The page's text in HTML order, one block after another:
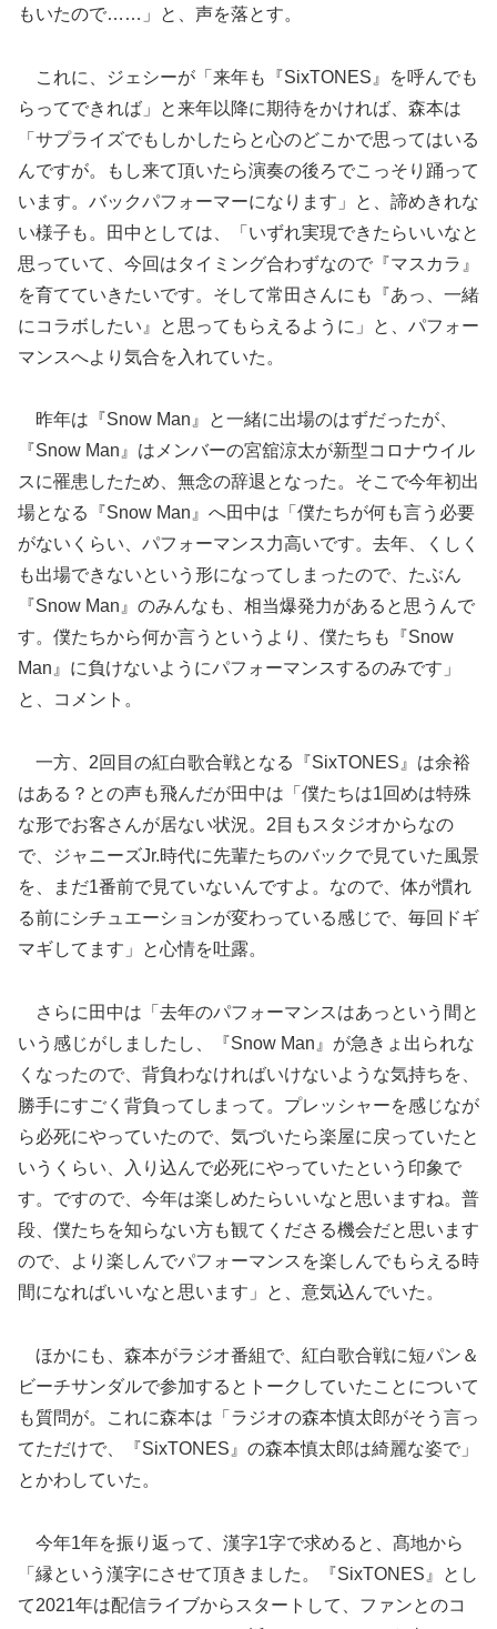
もいたので……」と、声を落とす。
これに、ジェシーが「来年も『SixTONES』を呼んでも
らってできれば」と来年以降に期待をかければ、森本は
「サプライズでもしかしたらと心のどこかで思ってはいる
んですが。もし来て頂いたら演奏の後ろでこっそり踊って
います。バックパフォーマーになります」と、諦めきれな
い様子も。田中としては、「いずれ実現できたらいいなと
思っていて、今回はタイミング合わずなので『マスカラ』
を育てていきたいです。そして常田さんにも『あっ、一緒
にコラボしたい』と思ってもらえるように」と、パフォー
マンスへより気合を入れていた。
昨年は『Snow Man』と一緒に出場のはずだったが、
『Snow Man』はメンバーの宮舘涼太が新型コロナウイル
スに罹患したため、無念の辞退となった。そこで今年初出
場となる『Snow Man』へ田中は「僕たちが何も言う必要
がないくらい、パフォーマンス力高いです。去年、くしく
も出場できないという形になってしまったので、たぶん
『Snow Man』のみんなも、相当爆発力があると思うんで
す。僕たちから何か言うというより、僕たちも『Snow
Man』に負けないようにパフォーマンスするのみです」
と、コメント。
一方、2回目の紅白歌合戦となる『SixTONES』は余裕
はある？との声も飛んだが田中は「僕たちは1回めは特殊
な形でお客さんが居ない状況。2目もスタジオからなの
で、ジャニーズJr.時代に先輩たちのバックで見ていた風景
を、まだ1番前で見ていないんですよ。なので、体が慣れ
る前にシチュエーションが変わっている感じで、毎回ドギ
マギしてます」と心情を吐露。
さらに田中は「去年のパフォーマンスはあっという間と
いう感じがしましたし、『Snow Man』が急きょ出られな
くなったので、背負わなければいけないような気持ちを、
勝手にすごく背負ってしまって。プレッシャーを感じなが
ら必死にやっていたので、気づいたら楽屋に戻っていたと
いうくらい、入り込んで必死にやっていたという印象で
す。ですので、今年は楽しめたらいいなと思いますね。普
段、僕たちを知らない方も観てくださる機会だと思います
ので、より楽しんでパフォーマンスを楽しんでもらえる時
間になればいいなと思います」と、意気込んでいた。
ほかにも、森本がラジオ番組で、紅白歌合戦に短パン＆
ビーチサンダルで参加するとトークしていたことについて
も質問が。これに森本は「ラジオの森本慎太郎がそう言っ
てただけで、『SixTONES』の森本慎太郎は綺麗な姿で」
とかわしていた。
今年1年を振り返って、漢字1字で求めると、髙地から
「縁という漢字にさせて頂きました。『SixTONES』とし
て2021年は配信ライブからスタートして、ファンとのコ